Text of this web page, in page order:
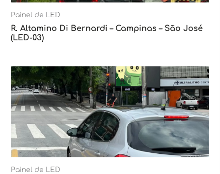
Painel de LED
R. Altamino Di Bernardi – Campinas – São José
(LED-03)
Painel de LED